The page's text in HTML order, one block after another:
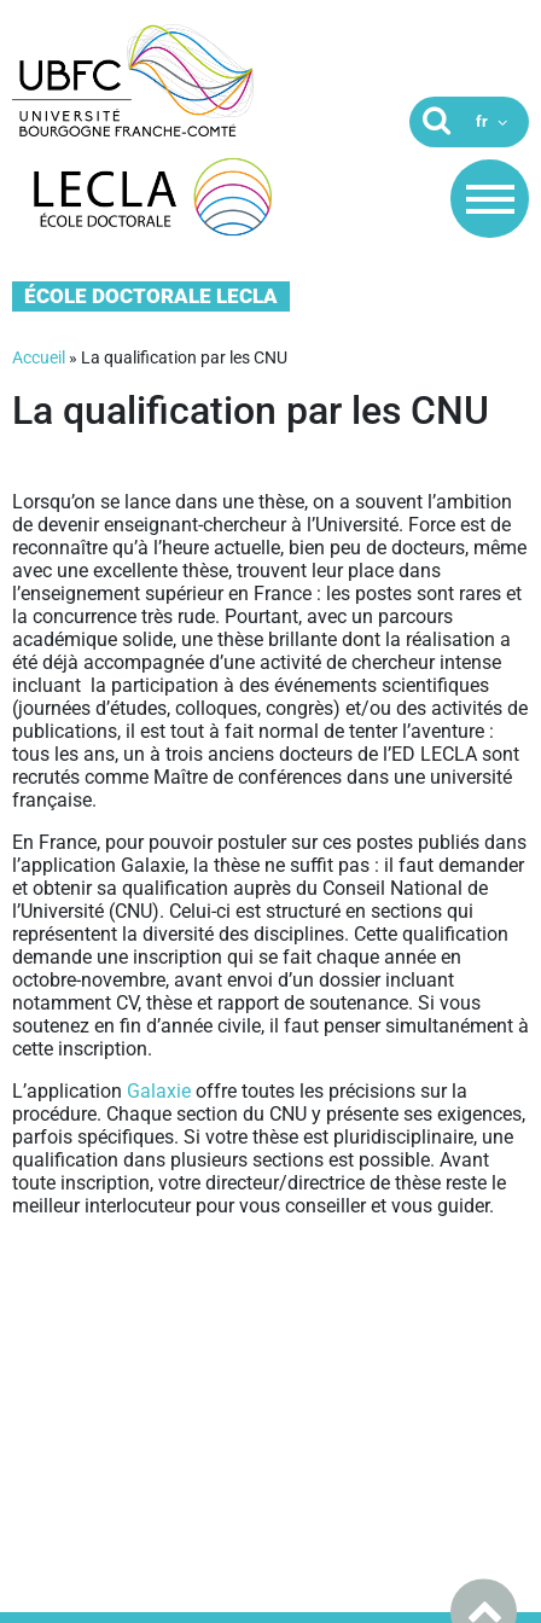
ÉCOLE DOCTORALE LECLA
Accueil » La qualification par les CNU
La qualification par les CNU
Lorsqu’on se lance dans une thèse, on a souvent l’ambition
de devenir enseignant-chercheur à l’Université. Force est de
reconnaître qu’à l’heure actuelle, bien peu de docteurs, même
avec une excellente thèse, trouvent leur place dans
l’enseignement supérieur en France : les postes sont rares et
la concurrence très rude. Pourtant, avec un parcours
académique solide, une thèse brillante dont la réalisation a
été déjà accompagnée d’une activité de chercheur intense
incluant la participation à des événements scientifiques
(journées d’études, colloques, congrès) et/ou des activités de
publications, il est tout à fait normal de tenter l’aventure :
tous les ans, un à trois anciens docteurs de l’ED LECLA sont
recrutés comme Maître de conférences dans une université
française.
En France, pour pouvoir postuler sur ces postes publiés dans
l’application Galaxie, la thèse ne suffit pas : il faut demander
et obtenir sa qualification auprès du Conseil National de
l’Université (CNU). Celui-ci est structuré en sections qui
représentent la diversité des disciplines. Cette qualification
demande une inscription qui se fait chaque année en
octobre-novembre, avant envoi d’un dossier incluant
notamment CV, thèse et rapport de soutenance. Si vous
soutenez en fin d’année civile, il faut penser simultanément à
cette inscription.
L’application Galaxie offre toutes les précisions sur la
procédure. Chaque section du CNU y présente ses exigences,
parfois spécifiques. Si votre thèse est pluridisciplinaire, une
qualification dans plusieurs sections est possible. Avant
toute inscription, votre directeur/directrice de thèse reste le
meilleur interlocuteur pour vous conseiller et vous guider.